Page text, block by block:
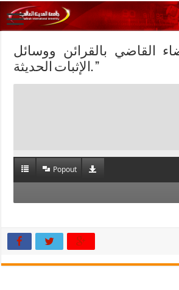
17” قضاء القاضي بالقرائن ووسائل
الإثبات الحديثة. ”
Popout